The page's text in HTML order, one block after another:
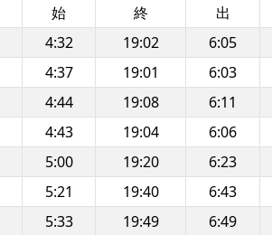
始 終 出
4:32 19:02 6:05
4:37 19:01 6:03
4:44 19:08 6:11
4:43 19:04 6:06
5:00 19:20 6:23
5:21 19:40 6:43
5:33 19:49 6:49